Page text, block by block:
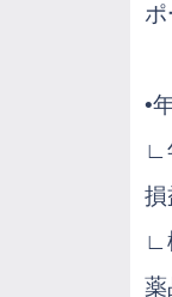
ポ
•
∟
損
∟
薬